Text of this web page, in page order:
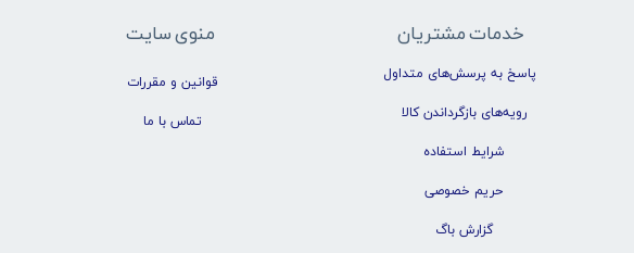
خدمات مشتریان
پاسخ به پرسش‌های متداول
رویه‌های بازگرداندن کالا
شرایط استفاده
حریم خصوصی
گزارش باگ
منوی سایت
قوانین و مقررات
تماس با ما